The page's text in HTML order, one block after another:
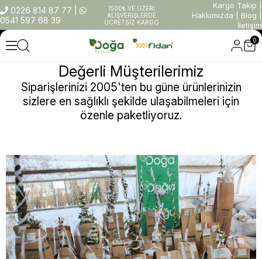
0226 814 87 77
0541 597 68 39
1500₺ VE ÜZERİ
ALIŞVERİŞLERDE
ÜCRETSİZ KARGO
Kargo Takip
Hakkımızda
Blog
İletişim
0
Değerli Müşterilerimiz
Siparişlerinizi 2005'ten bu güne ürünlerinizin
sizlere en sağlıklı şekilde ulaşabilmeleri için
özenle paketliyoruz.